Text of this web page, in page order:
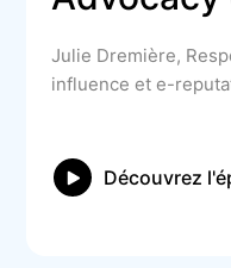
Julie Dremière,
influence et e-
Découvrez